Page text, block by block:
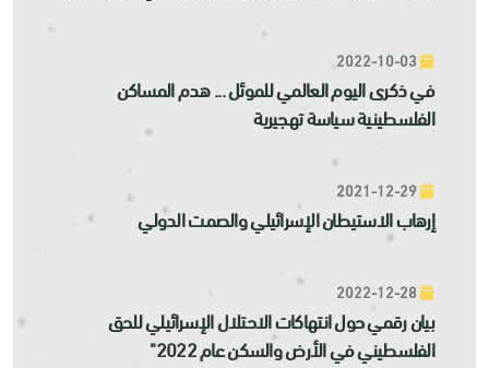
في ذكرى اليوم العالمي للموئل ... هدم المساكن
الفلسطينية سياسة تهجيرية
إرهاب الاستيطان الإسرائيلي والصمت الدولي
بيان رقمي حول انتهاكات الاحتلال الإسرائيلي للحق
الفلسطيني في الأرض والسكن عام 2022"